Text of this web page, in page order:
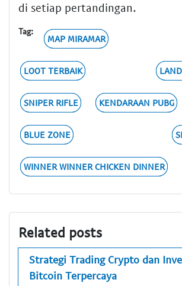
di setiap pertandingan.
Tag:
MAP MIRAMAR
LOOT TERBAIK
SNIPER RIFLE KENDARAAN PUBG
BLUE ZONE
WINNER WINNER CHICKEN DINNER
Related posts
Strategi Trading Crypto dan
Bitcoin Terpercaya